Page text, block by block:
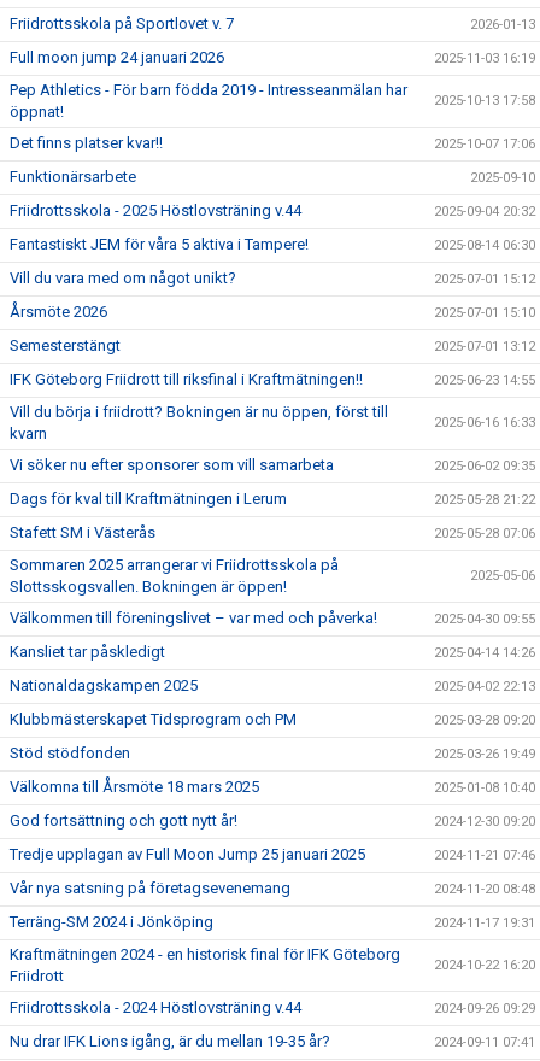
Friidrottsskola på Sportlovet v. 7 2026-01-13
Full moon jump 24 januari 2026 2025-11-03 16:19
Pep Athletics - För barn födda 2019 - Intresseanmälan har
öppnat!
2025-10-13 17:58
Det finns pIatser kvar!! 2025-10-07 17:06
Funktionärsarbete 2025-09-10
Friidrottsskola - 2025 Höstlovsträning v.44 2025-09-04 20:32
Fantastiskt JEM för våra 5 aktiva i Tampere! 2025-08-14 06:30
Vill du vara med om något unikt? 2025-07-01 15:12
Årsmöte 2026 2025-07-01 15:10
Semesterstängt 2025-07-01 13:12
IFK Göteborg Friidrott till riksfinal i Kraftmätningen!! 2025-06-23 14:55
Vill du börja i friidrott? Bokningen är nu öppen, först till
kvarn
2025-06-16 16:33
Vi söker nu efter sponsorer som vill samarbeta 2025-06-02 09:35
Dags för kval till Kraftmätningen i Lerum 2025-05-28 21:22
Stafett SM i Västerås 2025-05-28 07:06
Sommaren 2025 arrangerar vi Friidrottsskola på
Slottsskogsvallen. Bokningen är öppen!
2025-05-06
Välkommen till föreningslivet – var med och påverka! 2025-04-30 09:55
Kansliet tar påskledigt 2025-04-14 14:26
Nationaldagskampen 2025 2025-04-02 22:13
Klubbmästerskapet Tidsprogram och PM 2025-03-28 09:20
Stöd stödfonden 2025-03-26 19:49
Välkomna till Årsmöte 18 mars 2025 2025-01-08 10:40
God fortsättning och gott nytt år! 2024-12-30 09:20
Tredje upplagan av Full Moon Jump 25 januari 2025 2024-11-21 07:46
Vår nya satsning på företagsevenemang 2024-11-20 08:48
Terräng-SM 2024 i Jönköping 2024-11-17 19:31
Kraftmätningen 2024 - en historisk final för IFK Göteborg
Friidrott
2024-10-22 16:20
Friidrottsskola - 2024 Höstlovsträning v.44 2024-09-26 09:29
Nu drar IFK Lions igång, är du mellan 19-35 år? 2024-09-11 07:41